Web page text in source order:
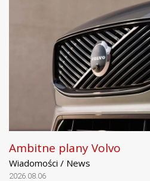
Ambitne plany Volvo
Wiadomości / News
2026.08.06